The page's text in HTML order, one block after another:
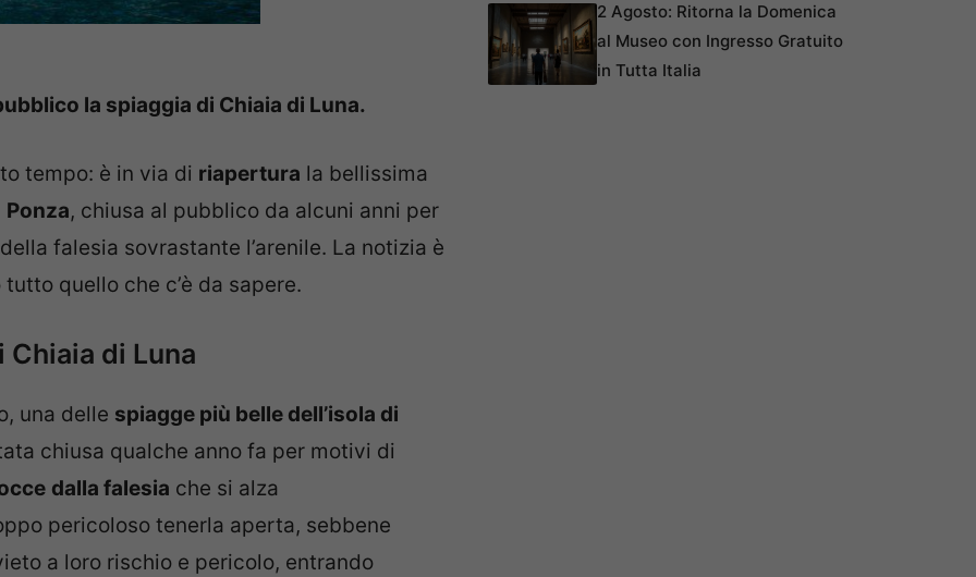
la spiaggia di Chiaia di Luna.
tempo: è in via di riapertura la bellissima
Ponza, chiusa al pubblico da alcuni anni per
falesia sovrastante l’arenile. La notizia è
quello che c’è da sapere.
di Luna
una delle spiagge più belle dell’isola di
chiusa qualche anno fa per motivi di
dalla falesia che si alza
pericoloso tenerla aperta, sebbene
a loro rischio e pericolo, entrando
2 Agosto: Ritorna la Domenica
al Museo con Ingresso Gratuito
in Tutta Italia